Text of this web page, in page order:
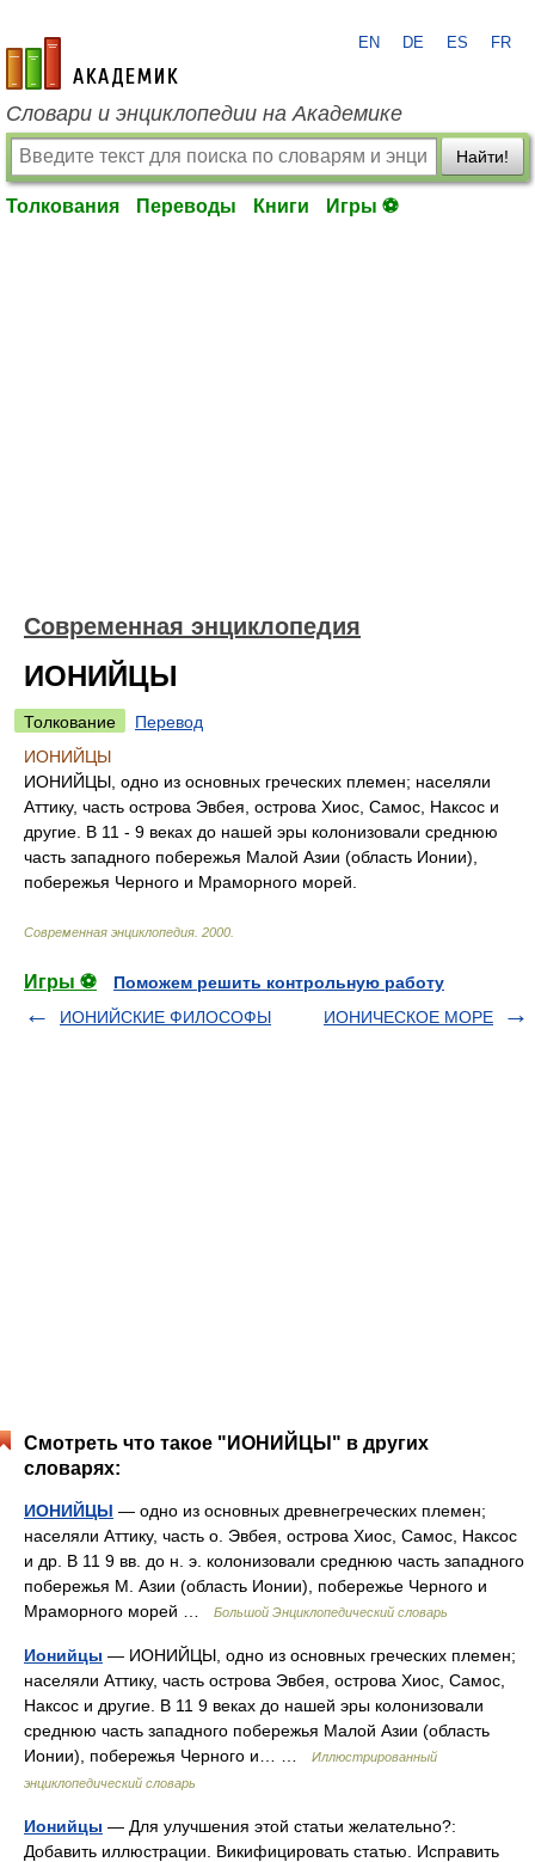
academic.ru
EN DE ES FR
Словари и энциклопедии на Академике
Найти!
Толкования Переводы Книги Игры ⚽
Современная энциклопедия
ИОНИЙЦЫ
Толкование
Перевод
ИОНИЙЦЫ
ИОНИЙЦЫ, одно из основных греческих племен; населяли
Аттику, часть острова Эвбея, острова Хиос, Самос, Наксос и
другие. В 11 - 9 веках до нашей эры колонизовали среднюю
часть западного побережья Малой Азии (область Ионии),
побережья Черного и Мраморного морей.
Современная энциклопедия 2000
Игры ⚽
Поможем решить контрольную работу
ИОНИЙСКИЕ ФИЛОСОФЫ
ИОНИЧЕСКОЕ МОРЕ
Смотреть что такое "ИОНИЙЦЫ" в других
словарях:
ИОНИЙЦЫ — одно из основных древнегреческих племен;
населяли Аттику, часть о. Эвбея, острова Хиос, Самос, Наксос
и др. В 11 9 вв. до н. э. колонизовали среднюю часть западного
побережья М. Азии (область Ионии), побережье Черного и
Мраморного морей …
Большой Энциклопедический словарь
Ионийцы — ИОНИЙЦЫ, одно из основных греческих племен;
населяли Аттику, часть острова Эвбея, острова Хиос, Самос,
Наксос и другие. В 11 9 веках до нашей эры колонизовали
среднюю часть западного побережья Малой Азии (область
Ионии), побережья Черного и… …
Иллюстрированный
энциклопедический словарь
Ионийцы — Для улучшения этой статьи желательно?:
Добавить иллюстрации. Викифицировать статью. Исправить